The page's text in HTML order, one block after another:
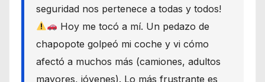
seguridad nos pertenece a todas y todos!
Hoy me tocó a mí. Un pedazo de
chapopote golpeó mi coche y vi cómo
afectó a muchos más (camiones, adultos
mayores, jóvenes). Lo más frustrante es